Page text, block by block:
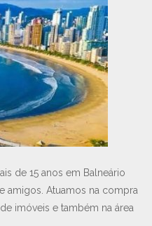
de 15 anos em Balneário
amigos. Atuamos na compra
imóveis e também na área